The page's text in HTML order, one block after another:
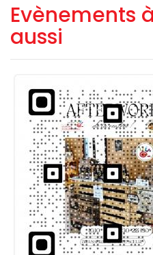
Evènements
aussi